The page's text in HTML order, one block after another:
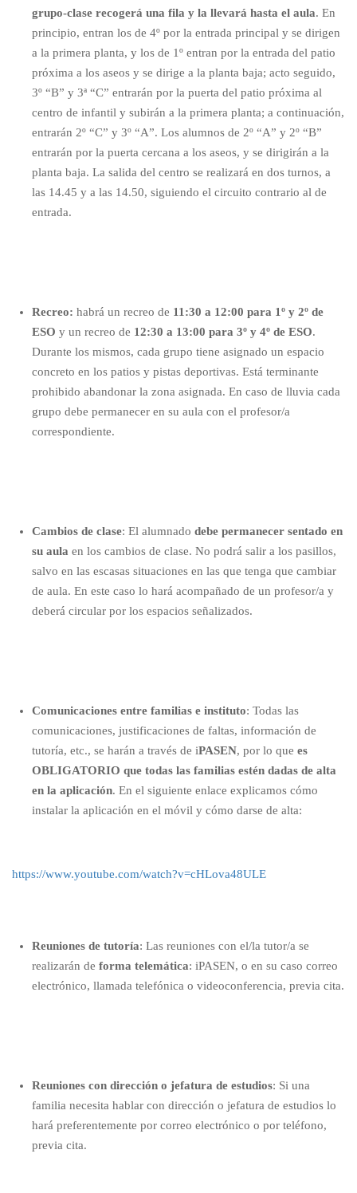
grupo-clase recogerá una fila y la llevará hasta el aula. En
principio, entran los de 4º por la entrada principal y se dirigen
a la primera planta, y los de 1º entran por la entrada del patio
próxima a los aseos y se dirige a la planta baja; acto seguido,
3º “B” y 3ª “C” entrarán por la puerta del patio próxima al
centro de infantil y subirán a la primera planta; a continuación,
entrarán 2º “C” y 3º “A”. Los alumnos de 2º “A” y 2º “B”
entrarán por la puerta cercana a los aseos, y se dirigirán a la
planta baja. La salida del centro se realizará en dos turnos, a
las 14.45 y a las 14.50, siguiendo el circuito contrario al de
entrada.
Recreo: habrá un recreo de 11:30 a 12:00 para 1º y 2º de
ESO y un recreo de 12:30 a 13:00 para 3º y 4º de ESO.
Durante los mismos, cada grupo tiene asignado un espacio
concreto en los patios y pistas deportivas. Está terminante
prohibido abandonar la zona asignada. En caso de lluvia cada
grupo debe permanecer en su aula con el profesor/a
correspondiente.
Cambios de clase: El alumnado debe permanecer sentado en
su aula en los cambios de clase. No podrá salir a los pasillos,
salvo en las escasas situaciones en las que tenga que cambiar
de aula. En este caso lo hará acompañado de un profesor/a y
deberá circular por los espacios señalizados.
Comunicaciones entre familias e instituto: Todas las
comunicaciones, justificaciones de faltas, información de
tutoría, etc., se harán a través de iPASEN, por lo que es
OBLIGATORIO que todas las familias estén dadas de alta
en la aplicación. En el siguiente enlace explicamos cómo
instalar la aplicación en el móvil y cómo darse de alta:
https://www.youtube.com/watch?v=cHLova48ULE
Reuniones de tutoría: Las reuniones con el/la tutor/a se
realizarán de forma telemática: iPASEN, o en su caso correo
electrónico, llamada telefónica o videoconferencia, previa cita.
Reuniones con dirección o jefatura de estudios: Si una
familia necesita hablar con dirección o jefatura de estudios lo
hará preferentemente por correo electrónico o por teléfono,
previa cita.